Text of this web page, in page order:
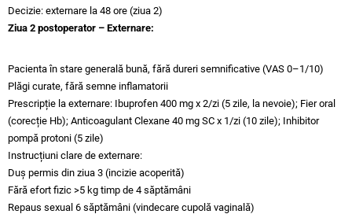
Decizie: externare la 48 ore (ziua 2)
Ziua 2 postoperator – Externare:
Pacienta în stare generală bună, fără dureri semnificative (VAS 0–1/10)
Plăgi curate, fără semne inflamatorii
Prescripție la externare: Ibuprofen 400 mg x 2/zi (5 zile, la nevoie); Fier oral
(corecție Hb); Anticoagulant Clexane 40 mg SC x 1/zi (10 zile); Inhibitor
pompă protoni (5 zile)
Instrucțiuni clare de externare:
Duș permis din ziua 3 (incizie acoperită)
Fără efort fizic >5 kg timp de 4 săptămâni
Repaus sexual 6 săptămâni (vindecare cupolă vaginală)